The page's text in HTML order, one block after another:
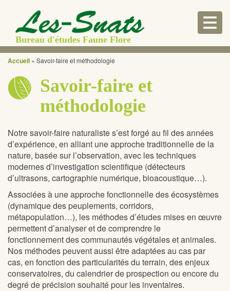
Bureau d'études Faune Flore
Accueil » Savoir-faire et méthodologie
Savoir-faire et
méthodologie
Notre savoir-faire naturaliste s’est forgé au fil des années
d’expérience, en alliant une approche traditionnelle de la
nature, basée sur l’observation, avec les techniques
modernes d’investigation scientifique (détecteurs
d’ultrasons, cartographie numérique, bioacoustique…).
Associées à une approche fonctionnelle des écosystèmes
(dynamique des peuplements, corridors,
métapopulation…), les méthodes d’études mises en œuvre
permettent d’analyser et de comprendre le
fonctionnement des communautés végétales et animales.
Nos méthodes peuvent aussi être adaptées au cas par
cas, en fonction des particularités du terrain, des enjeux
conservatoires, du calendrier de prospection ou encore du
degré de précision souhaité pour les inventaires.